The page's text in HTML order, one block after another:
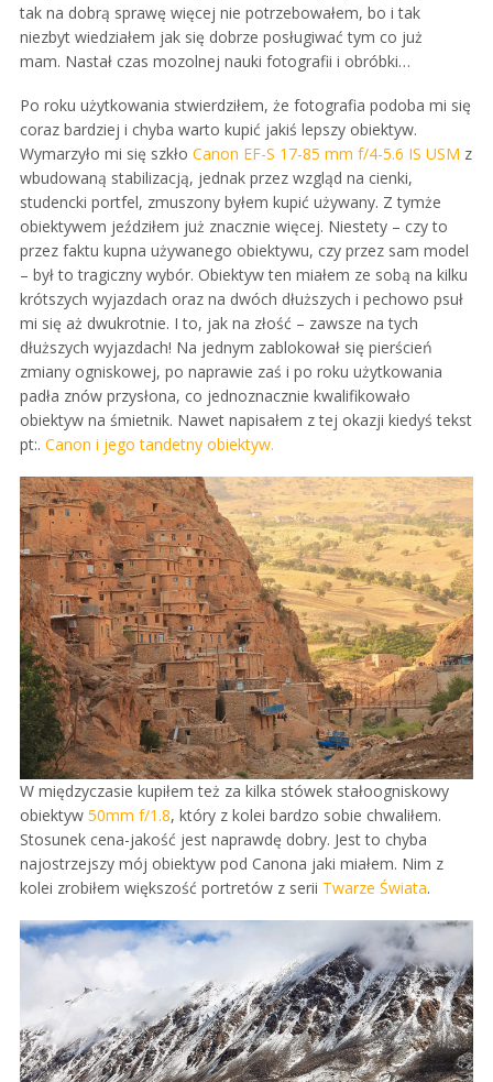
tak na dobrą sprawę więcej nie potrzebowałem, bo i tak
niezbyt wiedziałem jak się dobrze posługiwać tym co już
mam. Nastał czas mozolnej nauki fotografii i obróbki…
Po roku użytkowania stwierdziłem, że fotografia podoba mi się
coraz bardziej i chyba warto kupić jakiś lepszy obiektyw.
Wymarzyło mi się szkło Canon EF-S 17-85 mm f/4-5.6 IS USM z
wbudowaną stabilizacją, jednak przez wzgląd na cienki,
studencki portfel, zmuszony byłem kupić używany. Z tymże
obiektywem jeździłem już znacznie więcej. Niestety – czy to
przez faktu kupna używanego obiektywu, czy przez sam model
– był to tragiczny wybór. Obiektyw ten miałem ze sobą na kilku
krótszych wyjazdach oraz na dwóch dłuższych i pechowo psuł
mi się aż dwukrotnie. I to, jak na złość – zawsze na tych
dłuższych wyjazdach! Na jednym zablokował się pierścień
zmiany ogniskowej, po naprawie zaś i po roku użytkowania
padła znów przysłona, co jednoznacznie kwalifikowało
obiektyw na śmietnik. Nawet napisałem z tej okazji kiedyś tekst
pt:. Canon i jego tandetny obiektyw.
W międzyczasie kupiłem też za kilka stówek stałoogniskowy
obiektyw 50mm f/1.8, który z kolei bardzo sobie chwaliłem.
Stosunek cena-jakość jest naprawdę dobry. Jest to chyba
najostrzejszy mój obiektyw pod Canona jaki miałem. Nim z
kolei zrobiłem większość portretów z serii Twarze Świata.